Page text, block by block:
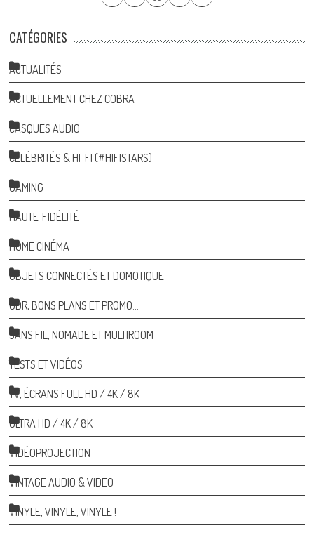
CATÉGORIES
ACTUALITÉS
ACTUELLEMENT CHEZ COBRA
CASQUES AUDIO
CÉLÉBRITÉS & HI-FI (#HIFISTARS)
GAMING
HAUTE-FIDÉLITÉ
HOME CINÉMA
OBJETS CONNECTÉS ET DOMOTIQUE
ODR, BONS PLANS ET PROMO…
SANS FIL, NOMADE ET MULTIROOM
TESTS ET VIDÉOS
TV, ÉCRANS FULL HD / 4K / 8K
ULTRA HD / 4K / 8K
VIDÉOPROJECTION
VINTAGE AUDIO & VIDEO
VINYLE, VINYLE, VINYLE !